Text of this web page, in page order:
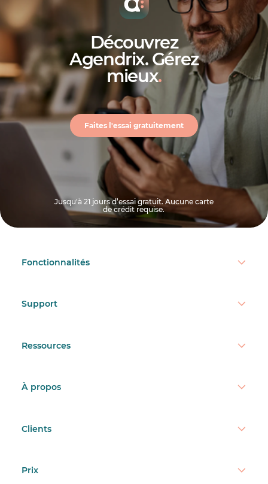
Découvrez
Agendrix. Gérez
mieux.
Faites l'essai gratuitement
Jusqu'à 21 jours d’essai gratuit. Aucune carte
de crédit requise.
Fonctionnalités
Support
Ressources
À propos
Clients
Prix